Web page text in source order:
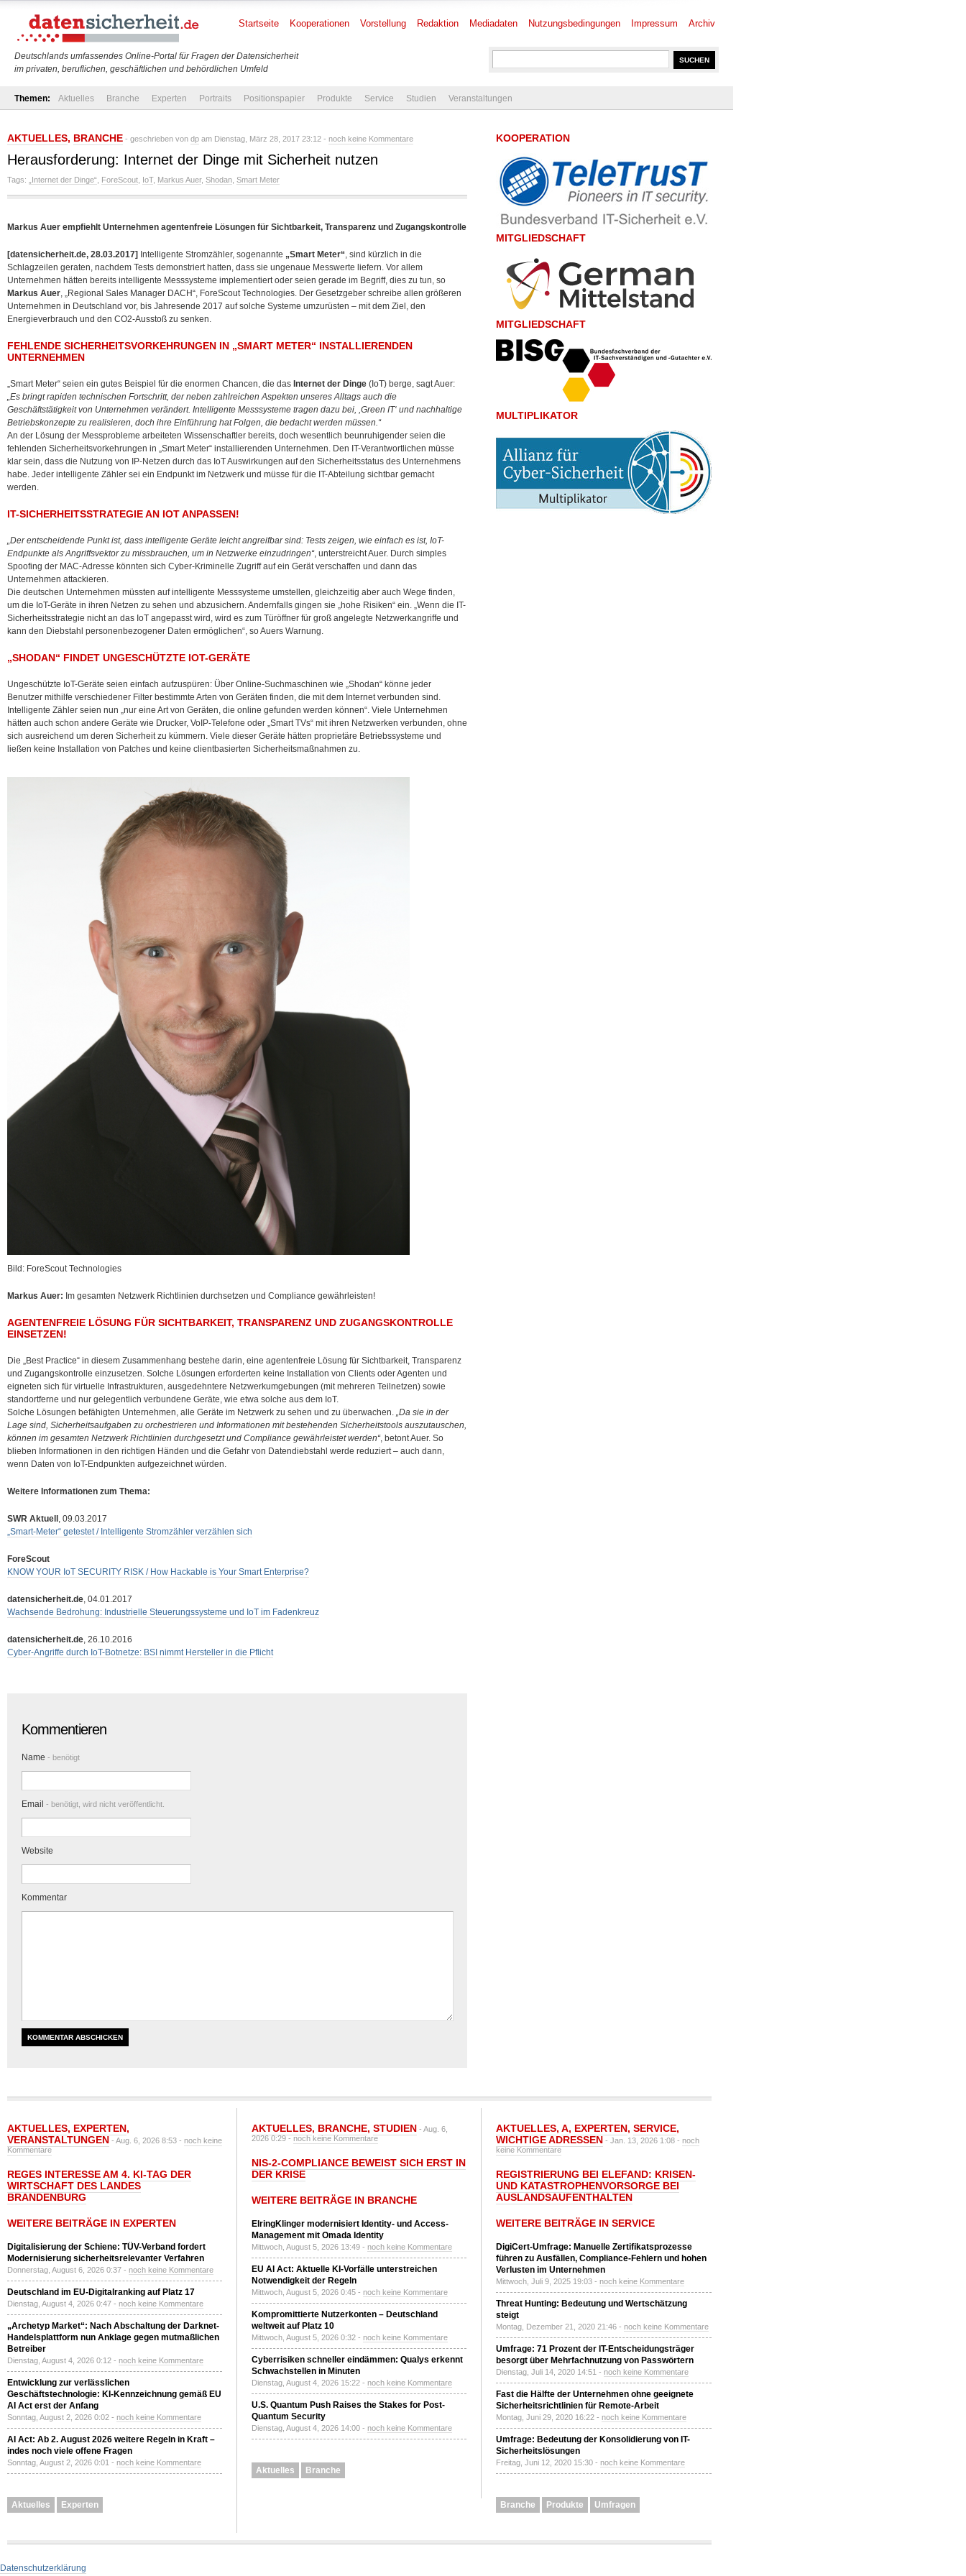
Deutschlands umfassendes Online-Portal für Fragen der Datensicherheit
im privaten, beruflichen, geschäftlichen und behördlichen Umfeld
Startseite Kooperationen Vorstellung Redaktion Mediadaten Nutzungsbedingungen Impressum Archiv
Themen: Aktuelles Branche Experten Portraits Positionspapier Produkte Service Studien Veranstaltungen
AKTUELLES, BRANCHE - geschrieben von dp am Dienstag, März 28, 2017 23:12 - noch keine Kommentare
Herausforderung: Internet der Dinge mit Sicherheit nutzen
Tags: „Internet der Dinge“ ForeScout IoT, Markus Auer, Shodan Smart Meter
Markus Auer empfiehlt Unternehmen agentenfreie Lösungen für Sichtbarkeit, Transparenz und Zugangskontrolle
[datensicherheit.de, 28.03.2017] Intelligente Stromzähler, sogenannte „Smart Meter“, sind kürzlich in die
Schlagzeilen geraten, nachdem Tests demonstriert hatten, dass sie ungenaue Messwerte liefern. Vor allem
Unternehmen hätten bereits intelligente Messsysteme implementiert oder seien gerade im Begriff, dies zu tun, so
Markus Auer, „Regional Sales Manager DACH“, ForeScout Technologies. Der Gesetzgeber schreibe allen größeren
Unternehmen in Deutschland vor, bis Jahresende 2017 auf solche Systeme umzurüsten – mit dem Ziel, den
Energieverbrauch und den CO2-Ausstoß zu senken.
FEHLENDE SICHERHEITSVORKEHRUNGEN IN „SMART METER“ INSTALLIERENDEN
UNTERNEHMEN
„Smart Meter“ seien ein gutes Beispiel für die enormen Chancen, die das Internet der Dinge (IoT) berge, sagt Auer:
„Es bringt rapiden technischen Fortschritt, der neben zahlreichen Aspekten unseres Alltags auch die
Geschäftstätigkeit von Unternehmen verändert. Intelligente Messsysteme tragen dazu bei, ,Green IT‘ und nachhaltige
Betriebskonzepte zu realisieren, doch ihre Einführung hat Folgen, die bedacht werden müssen.“
An der Lösung der Messprobleme arbeiteten Wissenschaftler bereits, doch wesentlich beunruhigender seien die
fehlenden Sicherheitsvorkehrungen in „Smart Meter“ installierenden Unternehmen. Den IT-Verantwortlichen müsse
klar sein, dass die Nutzung von IP-Netzen durch das IoT Auswirkungen auf den Sicherheitsstatus des Unternehmens
habe. Jeder intelligente Zähler sei ein Endpunkt im Netzwerk und müsse für die IT-Abteilung sichtbar gemacht
werden.
IT-SICHERHEITSSTRATEGIE AN IOT ANPASSEN!
„Der entscheidende Punkt ist, dass intelligente Geräte leicht angreifbar sind: Tests zeigen, wie einfach es ist, IoT-
Endpunkte als Angriffsvektor zu missbrauchen, um in Netzwerke einzudringen“, unterstreicht Auer. Durch simples
Spoofing der MAC-Adresse könnten sich Cyber-Kriminelle Zugriff auf ein Gerät verschaffen und dann das
Unternehmen attackieren.
Die deutschen Unternehmen müssten auf intelligente Messsysteme umstellen, gleichzeitig aber auch Wege finden,
um die IoT-Geräte in ihren Netzen zu sehen und abzusichern. Andernfalls gingen sie „hohe Risiken“ ein. „Wenn die IT-
Sicherheitsstrategie nicht an das IoT angepasst wird, wird es zum Türöffner für groß angelegte Netzwerkangriffe und
kann den Diebstahl personenbezogener Daten ermöglichen“, so Auers Warnung.
„SHODAN“ FINDET UNGESCHÜTZTE IOT-GERÄTE
Ungeschützte IoT-Geräte seien einfach aufzuspüren: Über Online-Suchmaschinen wie „Shodan“ könne jeder
Benutzer mithilfe verschiedener Filter bestimmte Arten von Geräten finden, die mit dem Internet verbunden sind.
Intelligente Zähler seien nun „nur eine Art von Geräten, die online gefunden werden können“. Viele Unternehmen
hätten auch schon andere Geräte wie Drucker, VoIP-Telefone oder „Smart TVs“ mit ihren Netzwerken verbunden, ohne
sich ausreichend um deren Sicherheit zu kümmern. Viele dieser Geräte hätten proprietäre Betriebssysteme und
ließen keine Installation von Patches und keine clientbasierten Sicherheitsmaßnahmen zu.
Bild: ForeScout Technologies
Markus Auer: Im gesamten Netzwerk Richtlinien durchsetzen und Compliance gewährleisten!
AGENTENFREIE LÖSUNG FÜR SICHTBARKEIT, TRANSPARENZ UND ZUGANGSKONTROLLE
EINSETZEN!
Die „Best Practice“ in diesem Zusammenhang bestehe darin, eine agentenfreie Lösung für Sichtbarkeit, Transparenz
und Zugangskontrolle einzusetzen. Solche Lösungen erforderten keine Installation von Clients oder Agenten und
eigneten sich für virtuelle Infrastrukturen, ausgedehntere Netzwerkumgebungen (mit mehreren Teilnetzen) sowie
standortferne und nur gelegentlich verbundene Geräte, wie etwa solche aus dem IoT.
Solche Lösungen befähigten Unternehmen, alle Geräte im Netzwerk zu sehen und zu überwachen. „Da sie in der
Lage sind, Sicherheitsaufgaben zu orchestrieren und Informationen mit bestehenden Sicherheitstools auszutauschen,
können im gesamten Netzwerk Richtlinien durchgesetzt und Compliance gewährleistet werden“, betont Auer. So
blieben Informationen in den richtigen Händen und die Gefahr von Datendiebstahl werde reduziert – auch dann,
wenn Daten von IoT-Endpunkten aufgezeichnet würden.
Weitere Informationen zum Thema:
SWR Aktuell , 09.03.2017
„Smart-Meter“ getestet / Intelligente Stromzähler verzählen sich
ForeScout
KNOW YOUR IoT SECURITY RISK / How Hackable is Your Smart Enterprise?
datensicherheit.de, 04.01.2017
Wachsende Bedrohung: Industrielle Steuerungssysteme und IoT im Fadenkreuz
datensicherheit.de, 26.10.2016
Cyber-Angriffe durch IoT-Botnetze: BSI nimmt Hersteller in die Pflicht
Kommentieren
Name - benötigt
Email - benötigt, wird nicht veröffentlicht.
Website
Kommentar
KOOPERATION
MITGLIEDSCHAFT
MITGLIEDSCHAFT
MULTIPLIKATOR
AKTUELLES, EXPERTEN,
VERANSTALTUNGEN - Aug. 6, 2026 8:53 - noch keine
Kommentare
REGES INTERESSE AM 4. KI-TAG DER
WIRTSCHAFT DES LANDES
BRANDENBURG
WEITERE BEITRÄGE IN EXPERTEN
Digitalisierung der Schiene: TÜV-Verband fordert
Modernisierung sicherheitsrelevanter Verfahren
Donnerstag, August 6, 2026 0:37 - noch keine Kommentare
Deutschland im EU-Digitalranking auf Platz 17
Dienstag, August 4, 2026 0:47 - noch keine Kommentare
„Archetyp Market“: Nach Abschaltung der Darknet-
Handelsplattform nun Anklage gegen mutmaßlichen
Betreiber
Dienstag, August 4, 2026 0:12 - noch keine Kommentare
Entwicklung zur verlässlichen
Geschäftstechnologie: KI-Kennzeichnung gemäß EU
AI Act erst der Anfang
Sonntag, August 2, 2026 0:02 - noch keine Kommentare
AI Act: Ab 2. August 2026 weitere Regeln in Kraft –
indes noch viele offene Fragen
Sonntag, August 2, 2026 0:01 - noch keine Kommentare
Aktuelles Experten
AKTUELLES, BRANCHE, STUDIEN - Aug. 6,
2026 0:29 -noch keine Kommentare
NIS-2-COMPLIANCE BEWEIST SICH ERST IN
DER KRISE
WEITERE BEITRÄGE IN BRANCHE
ElringKlinger modernisiert Identity- und Access-
Management mit Omada Identity
Mittwoch, August 5, 2026 13:49 - noch keine Kommentare
EU AI Act: Aktuelle KI-Vorfälle unterstreichen
Notwendigkeit der Regeln
Mittwoch, August 5, 2026 0:45 - noch keine Kommentare
Kompromittierte Nutzerkonten – Deutschland
weltweit auf Platz 10
Mittwoch, August 5, 2026 0:32 - noch keine Kommentare
Cyberrisiken schneller eindämmen: Qualys erkennt
Schwachstellen in Minuten
Dienstag, August 4, 2026 15:22 - noch keine Kommentare
U.S. Quantum Push Raises the Stakes for Post-
Quantum Security
Dienstag, August 4, 2026 14:00 - noch keine Kommentare
Aktuelles Branche
AKTUELLES, A, EXPERTEN, SERVICE,
WICHTIGE ADRESSEN - Jan. 13, 2026 1:08 - noch
keine Kommentare
REGISTRIERUNG BEI ELEFAND: KRISEN-
UND KATASTROPHENVORSORGE BEI
AUSLANDSAUFENTHALTEN
WEITERE BEITRÄGE IN SERVICE
DigiCert-Umfrage: Manuelle Zertifikatsprozesse
führen zu Ausfällen, Compliance-Fehlern und hohen
Verlusten im Unternehmen
Mittwoch, Juli 9, 2025 19:03 - noch keine Kommentare
Threat Hunting: Bedeutung und Wertschätzung
steigt
Montag, Dezember 21, 2020 21:46 - noch keine Kommentare
Umfrage: 71 Prozent der IT-Entscheidungsträger
besorgt über Mehrfachnutzung von Passwörtern
Dienstag, Juli 14, 2020 14:51 - noch keine Kommentare
Fast die Hälfte der Unternehmen ohne geeignete
Sicherheitsrichtlinien für Remote-Arbeit
Montag, Juni 29, 2020 16:22 - noch keine Kommentare
Umfrage: Bedeutung der Konsolidierung von IT-
Sicherheitslösungen
Freitag, Juni 12, 2020 15:30 - noch keine Kommentare
Branche Produkte Umfragen
Datenschutzerklärung